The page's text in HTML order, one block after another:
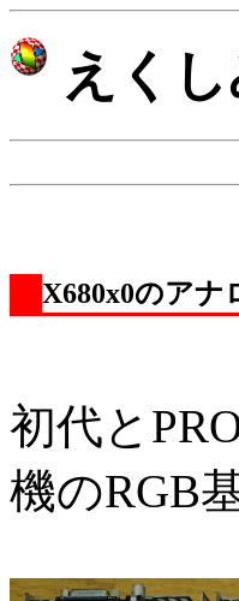
えく
X680x0のアナ
初代と
機のRGB